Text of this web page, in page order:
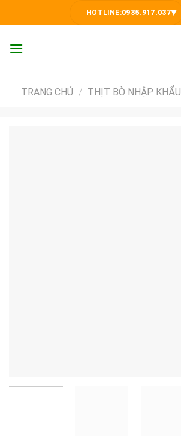
HOTLINE:0935.917.037▾
TRANG CHỦ / THỊT BÒ NHẬP KHẨU